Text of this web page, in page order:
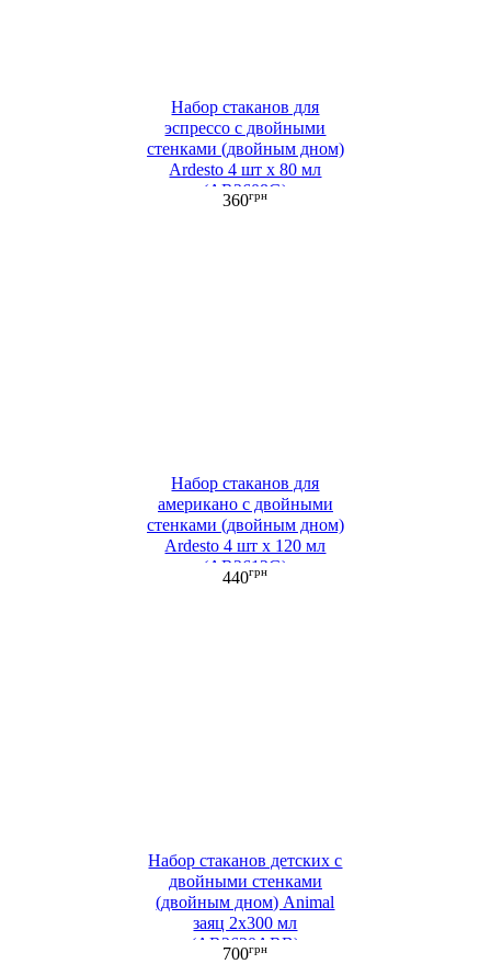
Набор стаканов для
эспрессо с двойными
стенками (двойным дном)
Ardesto 4 шт х 80 мл
(AR2608G)
360грн
Набор стаканов для
американо с двойными
стенками (двойным дном)
Ardesto 4 шт х 120 мл
(AR2612G)
440грн
Набор стаканов детских c
двойными стенками
(двойным дном) Animal
заяц 2х300 мл
(AR2630ARB)
700грн